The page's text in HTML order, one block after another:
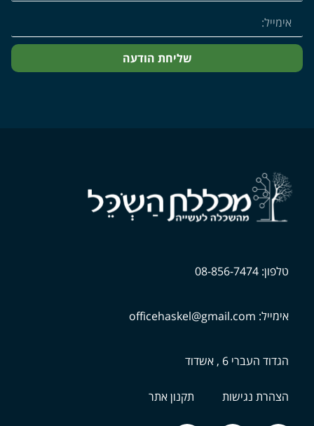
שליחת הודעה
טלפון: 08-856-7474
אימייל: officehaskel@gmail.com
הגדוד העברי 6 , אשדוד
הצהרת נגישות תקנון אתר